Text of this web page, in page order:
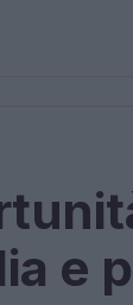
e